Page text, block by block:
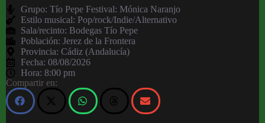
Grupo: Tío Pepe Festival: Mónica Naranjo
Estilo musical: Pop/rock/Indie/Alternativo
Sala/recinto: Bodegas Tío Pepe
Población: Jerez de la Frontera
Provincia: Cádiz (Andalucía)
Fecha: 08/08/2026
Hora: 8:00 pm
Compartir en: